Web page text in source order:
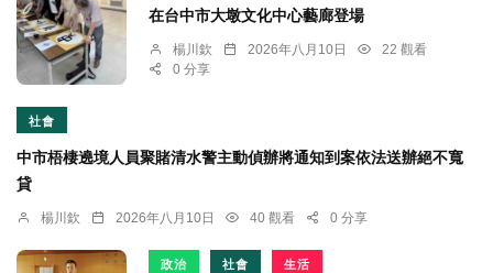
在台中市大墩文化中心藝廊登場
楊川欽 2026年八月10日
22 觀看
0 分享
社會
中市梧棲遶境人員聚賭清水警主動偵辦將通知到案依法送辦絕不寬
貸
楊川欽 2026年八月10日 40 觀看 0 分享
政治 社會 生活